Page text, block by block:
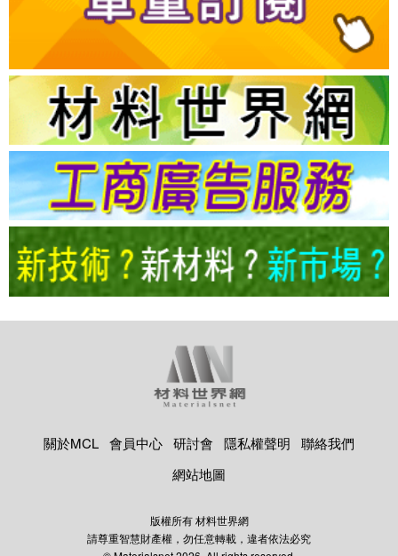
關於MCL 會員中心 研討會 隱私權聲明
聯絡我們
網站地圖
版權所有 材料世界網
請尊重智慧財產權，勿任意轉載，違者依法必究